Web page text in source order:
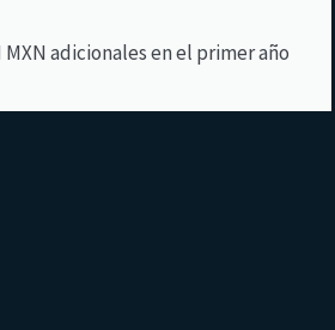
MXN adicionales en el primer año